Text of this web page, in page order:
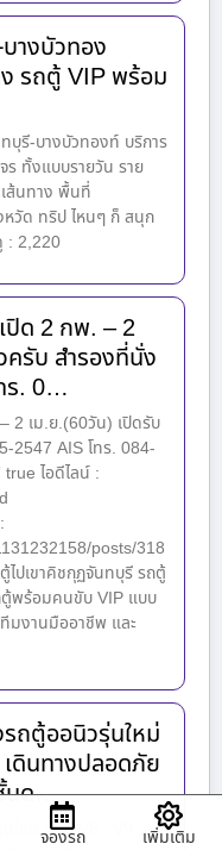
างบัวทอง
ง รถตู้ VIP พร้อม
บุรี-บางบัวทองท์ บริการ
ร ทั้งแบบรายวัน ราย
ส้นทาง พื้นที่
วัด ทริป ไหนๆ ก็ สนุก
: 2,220
ปิด 2 กพ. – 2
ครับ สำรองที่นั่ง
ร. 0…
2 เม.ย.(60วัน) เปิดรับ
2547 AIS โทร. 084-
ไอดีไลน์ :
posts/318
ปเขาคิชกุฏจันทบุรี รถตู้
ถตู้พร้อมคนขับ VIP แบบ
มงานมืออาชีพ และ
ถตู้ออนิวรุ่นใหม่
ดินทางปลอดภัย
นด…
หม่ vvip V8 , V9 ,
จองรถ เพิ่มเติม